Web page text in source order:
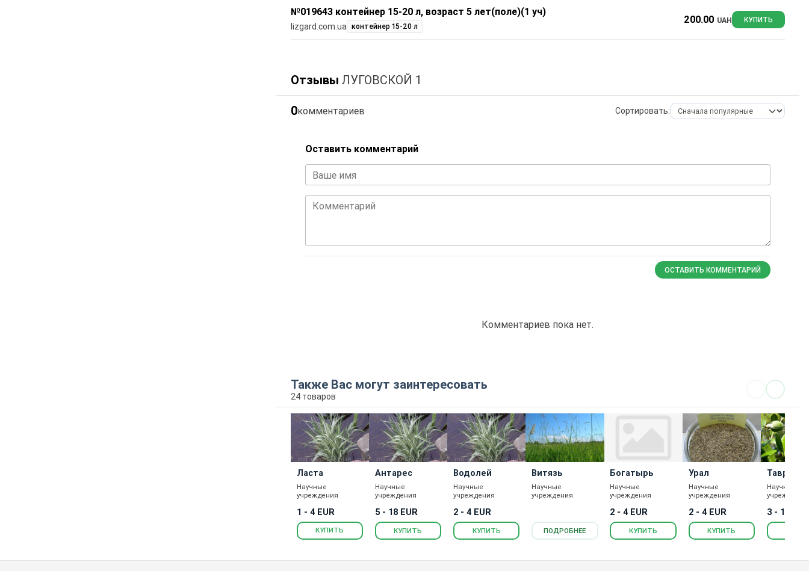
№019643 контейнер 15-20 л, возраст 5 лет(поле)(1 уч)
lizgard.com.ua контейнер 15-20 л
200.00 UAH КУПИТЬ
Отзывы ЛУГОВСКОЙ 1
0комментариев Сортировать:
Оставить комментарий
Ваше имя
Комментарий
ОСТАВИТЬ КОММЕНТАРИЙ
Комментариев пока нет.
Также Вас могут заинтересовать
24 товаров
Ласта
Научные
учреждения
1 - 4 EUR
КУПИТЬ
Антарес
Научные
учреждения
5 - 18 EUR
КУПИТЬ
Водолей
Научные
учреждения
2 - 4 EUR
КУПИТЬ
Витязь
Научные
учреждения
ПОДРОБНЕЕ
Богатырь
Научные
учреждения
2 - 4 EUR
КУПИТЬ
Урал
Научные
учреждения
2 - 4 EUR
КУПИТЬ
Научные
учреждения
3 - 12 EUR